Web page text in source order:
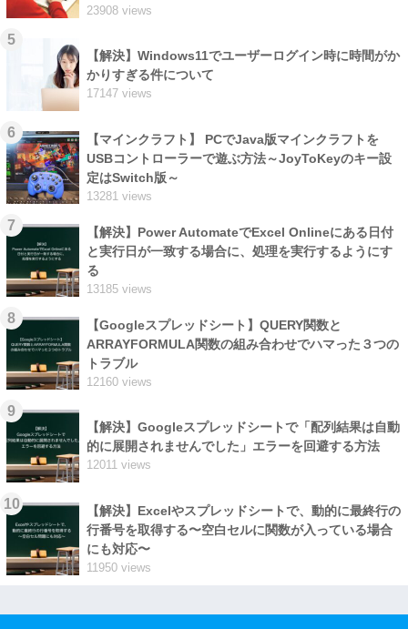
23908 views
5
【解決】Windows11でユーザーログイン時に時間がか
かりすぎる件について
17147 views
6
【マインクラフト】 PCでJava版マインクラフトを
USBコントローラーで遊ぶ方法～JoyToKeyのキー設
定はSwitch版～
13281 views
7
【解決】Power AutomateでExcel Onlineにある日付
と実行日が一致する場合に、処理を実行するようにす
る
13185 views
8
【Googleスプレッドシート】QUERY関数と
ARRAYFORMULA関数の組み合わせでハマった３つの
トラブル
12160 views
9
【解決】Googleスプレッドシートで「配列結果は自動
的に展開されませんでした」エラーを回避する方法
12011 views
10
【解決】Excelやスプレッドシートで、動的に最終行の
行番号を取得する〜空白セルに関数が入っている場合
にも対応〜
11950 views